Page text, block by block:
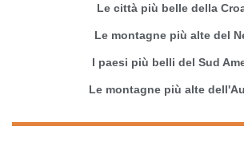
Le città più belle della
Le montagne più alte del
I paesi più belli del Sud
Le montagne più alte